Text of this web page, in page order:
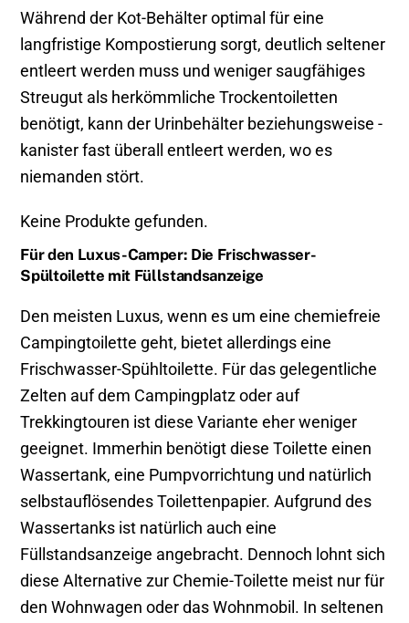
Während der Kot-Behälter optimal für eine
langfristige Kompostierung sorgt, deutlich seltener
entleert werden muss und weniger saugfähiges
Streugut als herkömmliche Trockentoiletten
benötigt, kann der Urinbehälter beziehungsweise -
kanister fast überall entleert werden, wo es
niemanden stört.
Keine Produkte gefunden.
Für den Luxus-Camper: Die Frischwasser-
Spültoilette mit Füllstandsanzeige
Den meisten Luxus, wenn es um eine chemiefreie
Campingtoilette geht, bietet allerdings eine
Frischwasser-Spühltoilette. Für das gelegentliche
Zelten auf dem Campingplatz oder auf
Trekkingtouren ist diese Variante eher weniger
geeignet. Immerhin benötigt diese Toilette einen
Wassertank, eine Pumpvorrichtung und natürlich
selbstauflösendes Toilettenpapier. Aufgrund des
Wassertanks ist natürlich auch eine
Füllstandsanzeige angebracht. Dennoch lohnt sich
diese Alternative zur Chemie-Toilette meist nur für
den Wohnwagen oder das Wohnmobil. In seltenen